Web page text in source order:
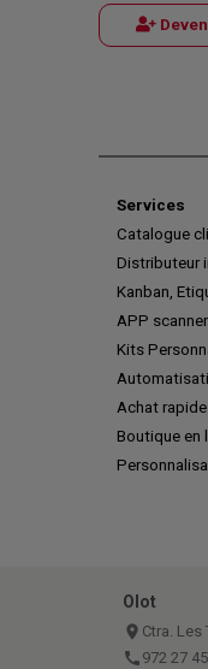
Services
Catalogue
Distributeur
Kanban,
APP
Kits
Achat rapide
Boutique en
Olot
place Ctra. Les
call 972 27